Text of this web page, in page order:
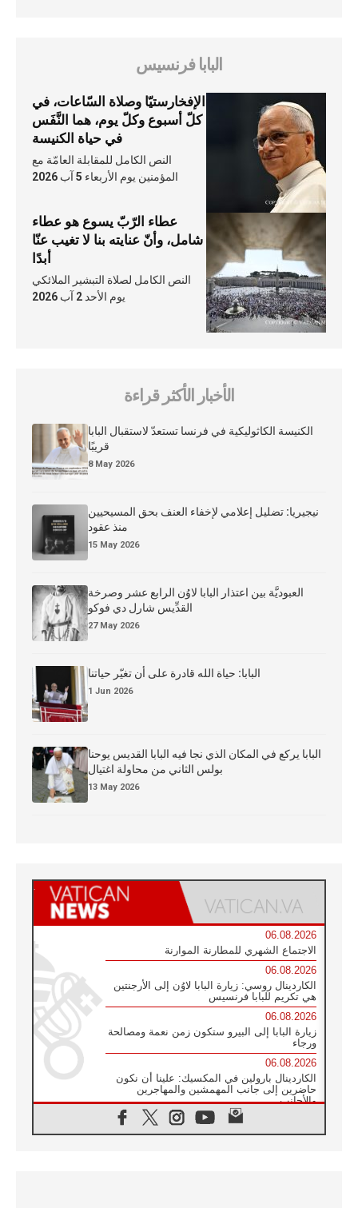
البابا فرنسيس
الإفخارستيّا وصلاة السّاعات، في
كلّ أسبوع وكلّ يوم، هما النَّفَس
في حياة الكنيسة
النص الكامل للمقابلة العامّة مع
المؤمنين يوم الأربعاء 5 آب 2026
عطاء الرّبّ يسوع هو عطاء
شامل، وأنّ عنايته بنا لا تغيب عنّا
أبدًا
النص الكامل لصلاة التبشير الملائكي
يوم الأحد 2 آب 2026
الأخبار الأكثر قراءة
الكنيسة الكاثوليكية في فرنسا تستعدّ لاستقبال البابا
قريبًا
8 May 2026
نيجيريا: تضليل إعلامي لإخفاء العنف بحق المسيحيين
منذ عقود
15 May 2026
العبوديَّة بين اعتذار البابا لاوُن الرابع عشر وصرخة
القدِّيس شارل دي فوكو
27 May 2026
البابا: حياة الله قادرة على أن تغيّر حياتنا
1 Jun 2026
البابا يركع في المكان الذي نجا فيه البابا القديس يوحنا
بولس الثاني من محاولة اغتيال
13 May 2026
06.08.2026
الاجتماع الشهري للمطارنة الموارنة
06.08.2026
الكاردينال روسي: زيارة البابا لاوُن إلى الأرجنتين
هي تكريم للبابا فرنسيس
06.08.2026
زيارة البابا إلى البيرو ستكون زمن نعمة ومصالحة
ورجاء
06.08.2026
الكاردينال بارولين في المكسيك: علينا أن نكون
حاضرين إلى جانب المهمشين والمهاجرين
والأجانب
البابا لاوُن الرابع عشر للشباب في أسيزي: